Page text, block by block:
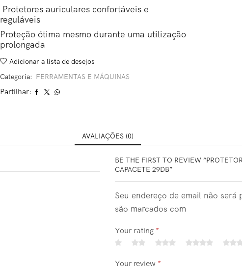
Protetores auriculares confortáveis e
reguláveis
Proteção ótima mesmo durante uma utilização
prolongada
Adicionar a lista de desejos
Categoria: FERRAMENTAS E MÁQUINAS
Partilhar:
AVALIAÇÕES (0)
BE THE FIRST TO REVIEW
CAPACETE 29DB”
Seu endereço de email não
são marcados com
Your rating *
Your review *